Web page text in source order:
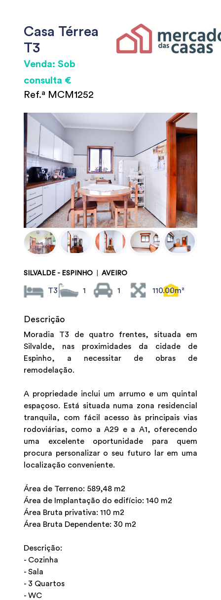
Casa Térrea
T3
Venda: Sob
consulta €
Ref.ª MCM1252
SILVALDE - ESPINHO AVEIRO
T3 1 1 110.00m²
Descrição
Moradia T3 de quatro frentes, situada em
Silvalde, nas proximidades da cidade de
Espinho, a necessitar de obras de
remodelação.
A propriedade inclui um arrumo e um quintal
espaçoso. Está situada numa zona residencial
tranquila, com fácil acesso às principais vias
rodoviárias, como a A29 e a A1, oferecendo
uma excelente oportunidade para quem
procura personalizar o seu futuro lar em uma
localização conveniente.
Área de Terreno: 589,48 m2
Área de Implantação do edifício: 140 m2
Área Bruta privativa: 110 m2
Área Bruta Dependente: 30 m2
Descrição:
- Cozinha
- Sala
- 3 Quartos
- WC